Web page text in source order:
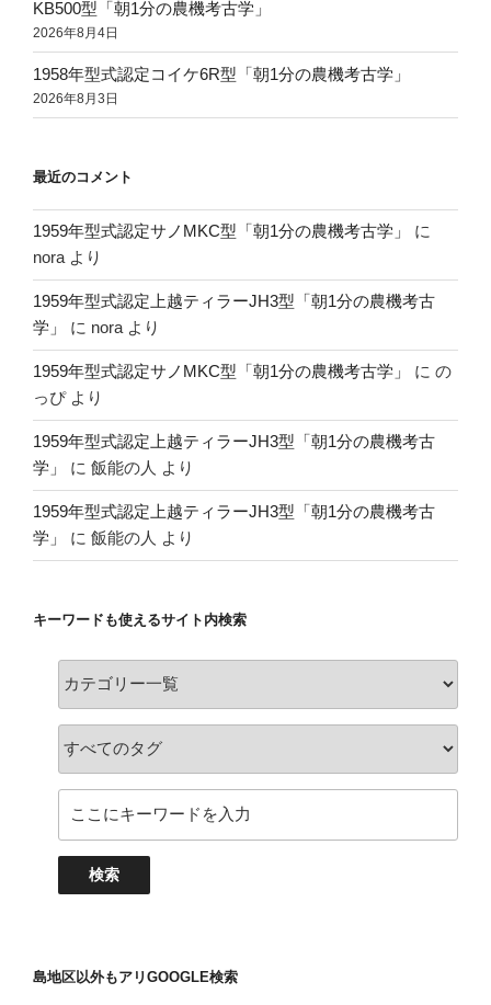
KB500型「朝1分の農機考古学」
2026年8月4日
1958年型式認定コイケ6R型「朝1分の農機考古学」
2026年8月3日
最近のコメント
1959年型式認定サノMKC型「朝1分の農機考古学」
に
nora より
1959年型式認定上越ティラーJH3型「朝1分の農機考古
学」
に nora より
1959年型式認定サノMKC型「朝1分の農機考古学」 に の
っぴより
1959年型式認定上越ティラーJH3型「朝1分の農機考古
学」
に 飯能の人 より
1959年型式認定上越ティラーJH3型「朝1分の農機考古
学」
に 飯能の人 より
キーワードも使えるサイト内検索
島地区以外もアリGOOGLE検索